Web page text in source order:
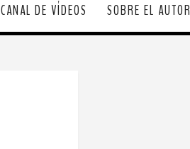
CANAL DE VÍDEOS SOBRE EL AUTOR